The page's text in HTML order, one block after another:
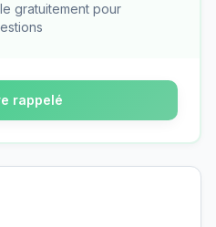
gratuitement pour
rappelé